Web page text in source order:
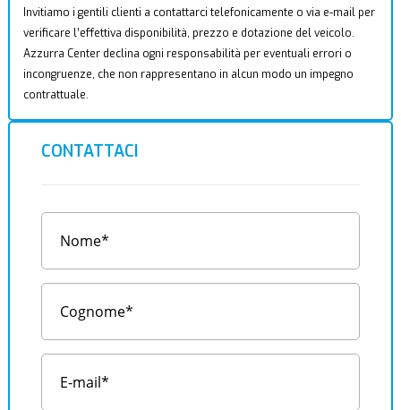
Invitiamo i gentili clienti a contattarci telefonicamente o via e-mail per
verificare l’effettiva disponibilità, prezzo e dotazione del veicolo.
Azzurra Center declina ogni responsabilità per eventuali errori o
incongruenze, che non rappresentano in alcun modo un impegno
contrattuale.
CONTATTACI